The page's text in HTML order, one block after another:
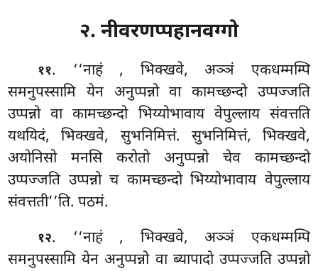
२. नीवरणप्पहानवग्गो
११. ‘‘नाहं , भिक्खवे, अञ्ञं एकधम्मम्पि
समनुपस्सामि येन अनुप्पन्नो वा कामच्छन्दो उप्पज्जति
उप्पन्नो वा कामच्छन्दो भिय्योभावाय वेपुल्लाय संवत्तति
यथयिदं, भिक्खवे, सुभनिमित्तं. सुभनिमित्तं, भिक्खवे,
अयोनिसो मनसि करोतो अनुप्पन्नो चेव कामच्छन्दो
उप्पज्जति उप्पन्नो च कामच्छन्दो भिय्योभावाय वेपुल्लाय
संवत्तती’’ति. पठमं.
१२. ‘‘नाहं , भिक्खवे, अञ्ञं एकधम्मम्पि
समनुपस्सामि येन अनुप्पन्नो वा ब्यापादो उप्पज्जति उप्पन्नो